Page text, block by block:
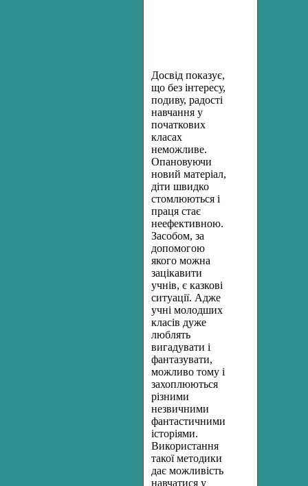
Досвід показує,
що без інтересу,
подиву, радості
навчання у
початкових
класах
неможливе.
Опановуючи
новий матеріал,
діти швидко
стомлюються і
праця стає
неефективною.
Засобом, за
допомогою
якого можна
зацікавити
учнів, є казкові
ситуації. Адже
учні молодших
класів дуже
люблять
вигадувати і
фантазувати,
можливо тому і
захоплюються
різними
незвичними
фантастичними
історіями.
Використання
такої методики
дає можливість
навчатися у